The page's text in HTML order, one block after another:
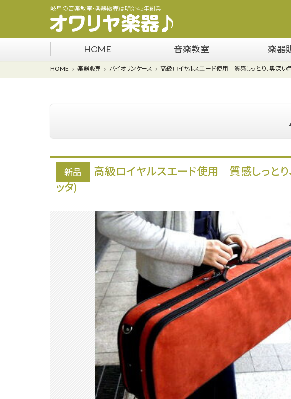
岐阜の音楽教室・楽器販売は明治45年創業
HOME 音楽教室 楽器
HOME 楽器販売 バイオリンケース 高級ロイヤルスエード使用 質感しっとり、奥深い
新品
高級ロイヤルスエード使用 質感しっと
ッタ)